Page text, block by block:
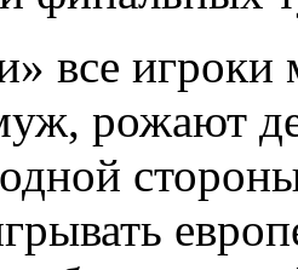
все
рожают